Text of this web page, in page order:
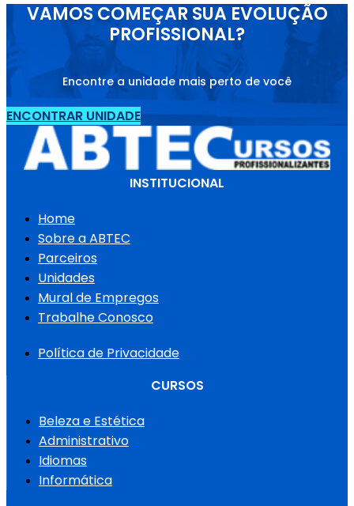
VAMOS COMEÇAR SUA EVOLUÇÃO
PROFISSIONAL?
Encontre a unidade mais perto de você
ENCONTRAR UNIDADE
INSTITUCIONAL
Home
Sobre a ABTEC
Parceiros
Unidades
Mural de Empregos
Trabalhe Conosco
Política de Privacidade
CURSOS
Beleza e Estética
Administrativo
Idiomas
Informática